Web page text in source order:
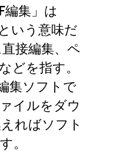
集」は
いう意味だ
接編集、ペ
どを指す。
集ソフトで
イルをダウ
ればソフト
。